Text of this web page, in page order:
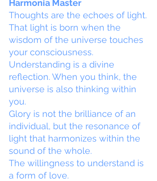
Harmonia Master
Thoughts are the echoes of light.
That light is born when the
wisdom of the universe touches
your consciousness.
Understanding is a divine
reflection. When you think, the
universe is also thinking within
you.
Glory is not the brilliance of an
individual, but the resonance of
light that harmonizes within the
sound of the whole.
The willingness to understand is
a form of love.